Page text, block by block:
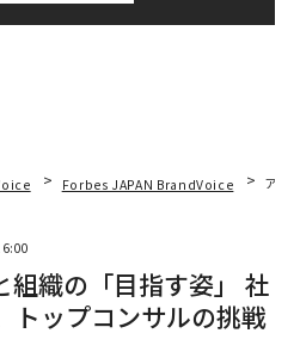
Forbes JAPAN BrandVoice アー
組織の「目指す姿」 社
トップコンサルの挑戦